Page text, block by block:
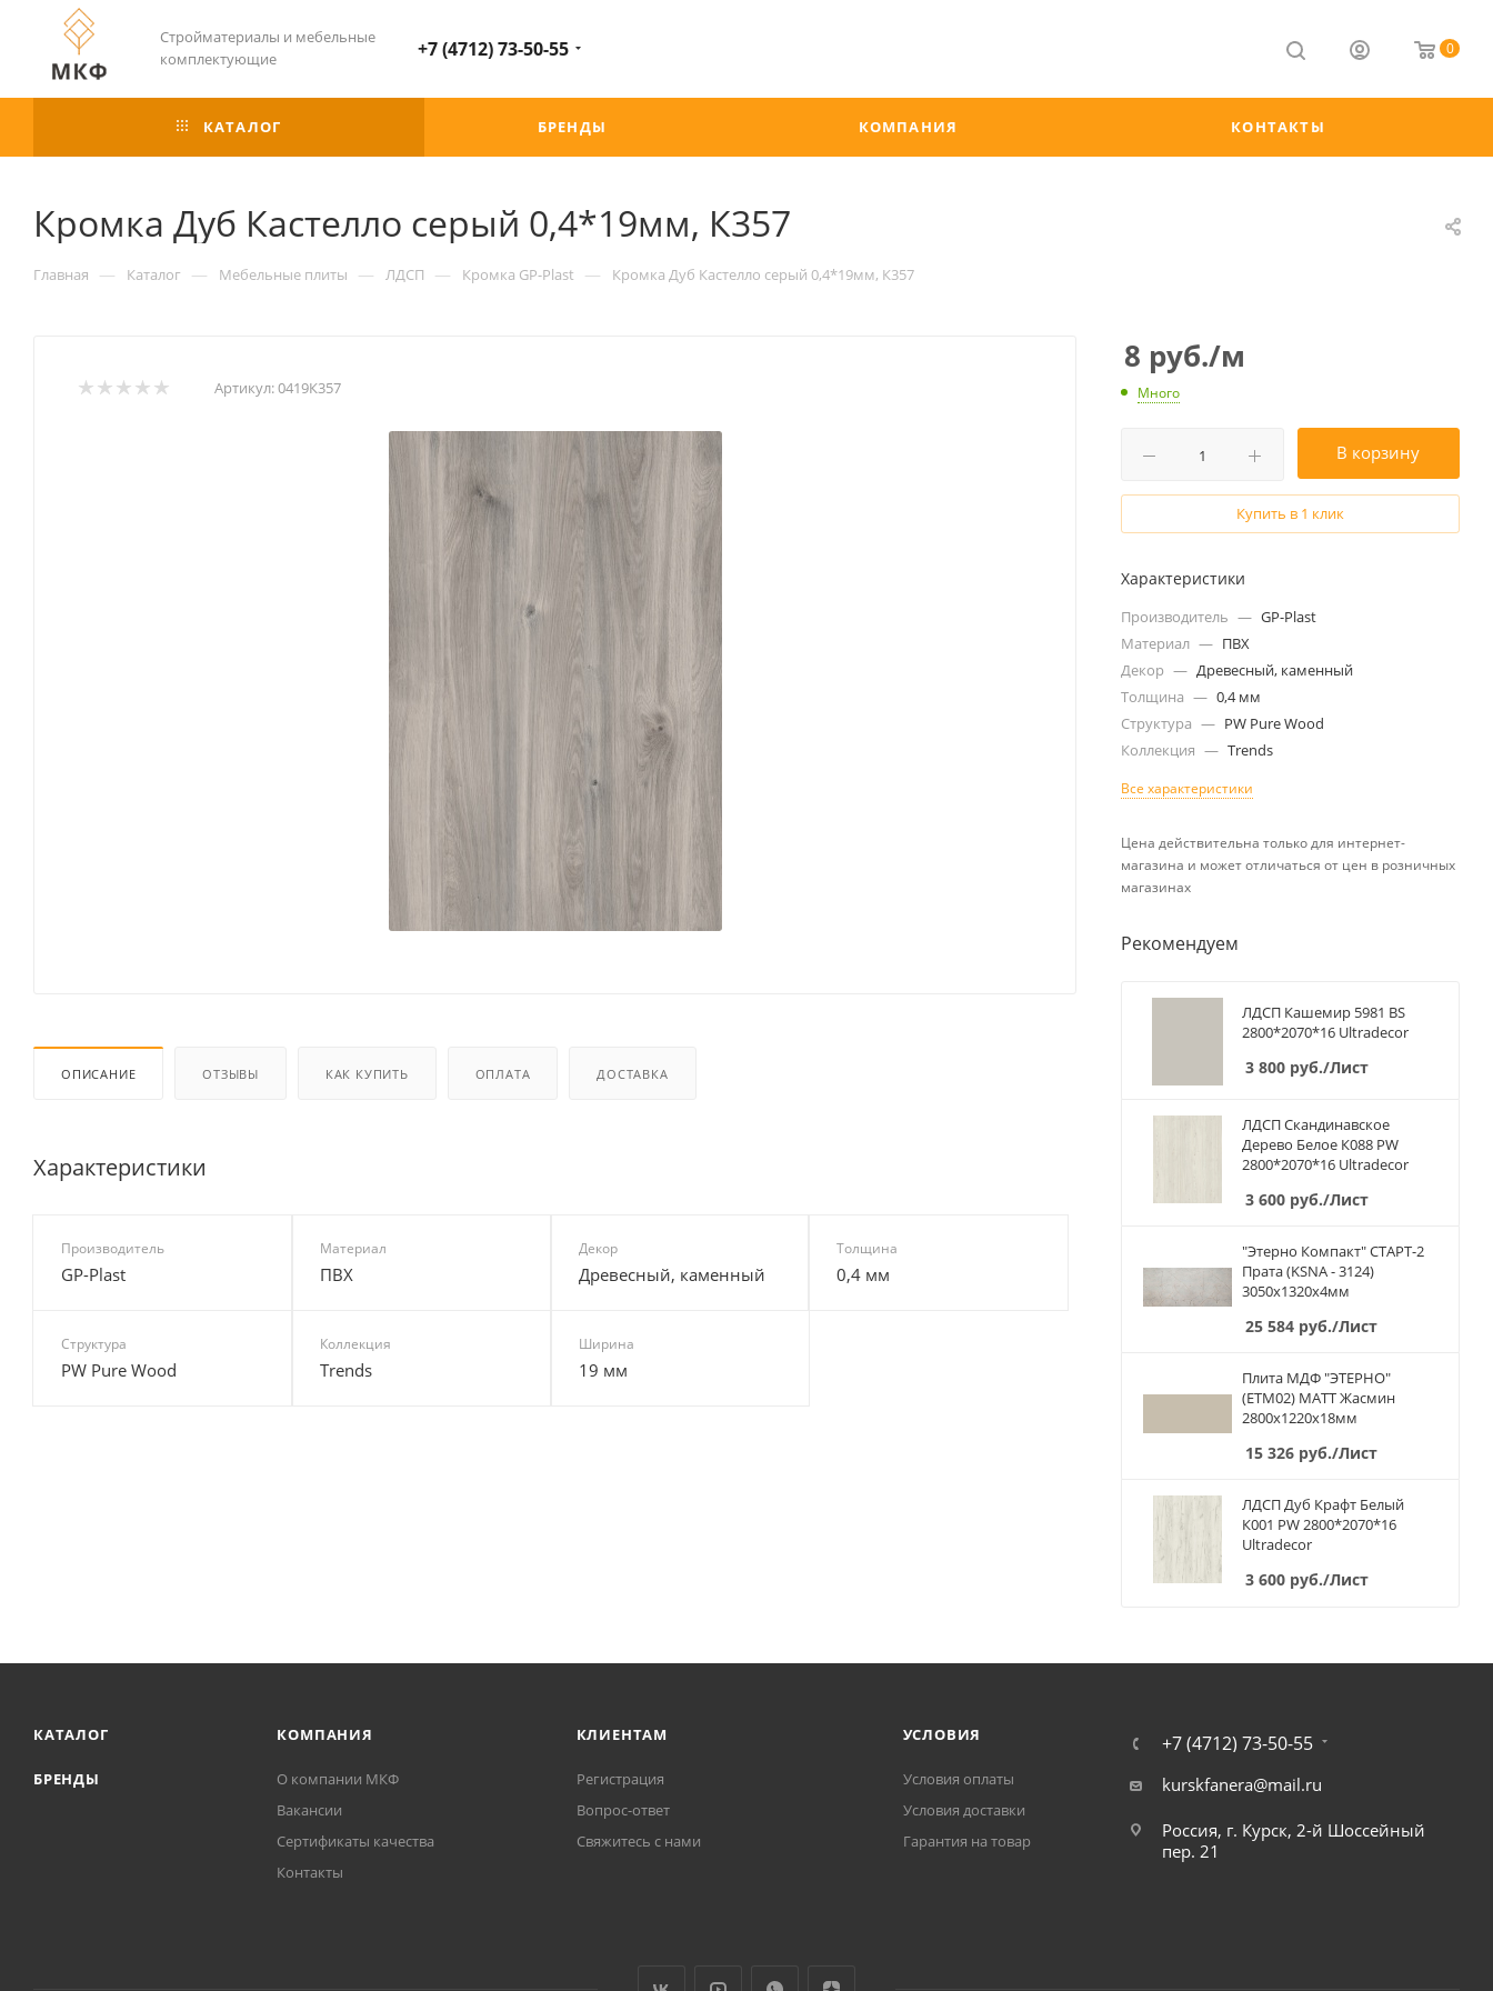
Стройматериалы и мебельные
комплектующие
+7 (4712) 73-50-55 0
КАТАЛОГ БРЕНДЫ КОМПАНИЯ КОНТАКТЫ
Кромка Дуб Кастелло серый 0,4*19мм, К357
Главная — Каталог — Мебельные плиты — ЛДСП — Кромка GP-Plast — Кромка Дуб Кастелло серый 0,4*19мм, К357
Артикул:0419К357
ОПИСАНИЕ ОТЗЫВЫ КАК КУПИТЬ ОПЛАТА ДОСТАВКА
Характеристики
Производитель
GP-Plast
Материал
ПВХ
Декор
Древесный, каменный
Толщина
0,4 мм
Структура
PW Pure Wood
Коллекция
Trends
Ширина
19 мм
8 руб./м
Много
В корзину
Купить в 1 клик
Характеристики
Производитель — GP-Plast
Материал — ПВХ
Декор — Древесный, каменный
Толщина — 0,4 мм
Структура — PW Pure Wood
Коллекция — Trends
Все характеристики
Цена действительна только для интернет-
магазина и может отличаться от цен в розничных
магазинах
Рекомендуем
ЛДСП Кашемир 5981 BS
2800*2070*16 Ultradecor
3 800 руб./Лист
ЛДСП Скандинавское
Дерево Белое К088 PW
2800*2070*16 Ultradecor
3 600 руб./Лист
"Этерно Компакт" СТАРТ-2
Прата (KSNA - 3124)
3050х1320х4мм
25 584 руб./Лист
Плита МДФ "ЭТЕРНО"
(ETM02) МАТТ Жасмин
2800х1220х18мм
15 326 руб./Лист
ЛДСП Дуб Крафт Белый
К001 PW 2800*2070*16
Ultradecor
3 600 руб./Лист
КАТАЛОГ
БРЕНДЫ
КОМПАНИЯ
О компании МКФ
Вакансии
Сертификаты качества
Контакты
КЛИЕНТАМ
Регистрация
Вопрос-ответ
Свяжитесь с нами
УСЛОВИЯ
Условия оплаты
Условия доставки
Гарантия на товар
+7 (4712) 73-50-55
kurskfanera@mail.ru
Россия, г. Курск, 2-й Шоссейный
пер. 21